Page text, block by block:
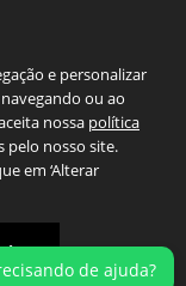
de ajuda?
e personalizar
ou ao
nossa política
pelo nosso site.
em ‘Alterar